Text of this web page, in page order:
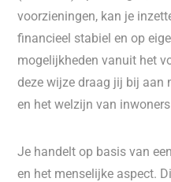
voorzieningen, kan je
financieel stabiel en op
mogelijkheden vanuit het
deze wijze draag jij bij
en het welzijn van
Je handelt op basis van
en het menselijke aspect.